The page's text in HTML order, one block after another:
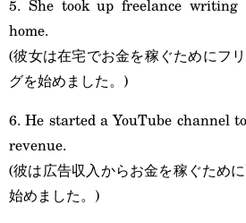
5. She took up freelance writing
home.
(彼女は在宅でお金を稼ぐためにフ
グを始めました。)
6. He started a YouTube channel
revenue.
(彼は広告収入からお金を稼ぐため
始めました。)